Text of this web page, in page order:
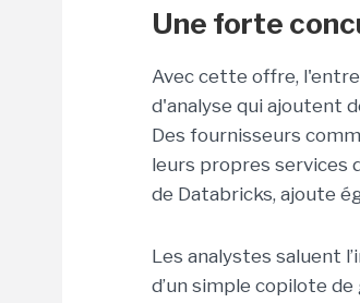
Une forte
Avec cette offre,
d'analyse qui ajoutent
Des fournisseurs
leurs propres services
de Databricks, ajoute
Les analystes saluent
d’un simple copilote